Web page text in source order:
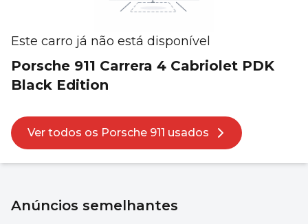
Este carro já não está disponível
Porsche 911 Carrera 4 Cabriolet PDK
Black Edition
Ver todos os Porsche 911 usados
Anúncios semelhantes